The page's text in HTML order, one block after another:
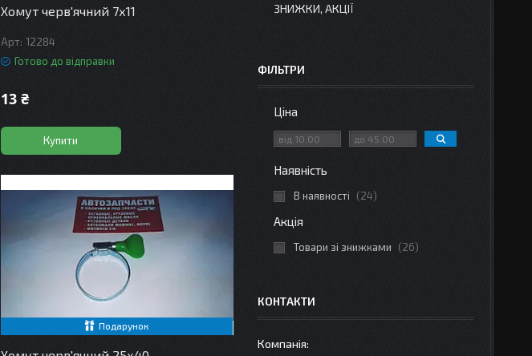
Хомут черв'ячний 7х11
12284
Готово до відправки
13 ₴
Купити
Подарунок
ЗНИЖКИ, АКЦІЇ
ФІЛЬТРИ
Ціна
Наявність
В наявності 24
Акція
Товари зі знижками 26
КОНТАКТИ